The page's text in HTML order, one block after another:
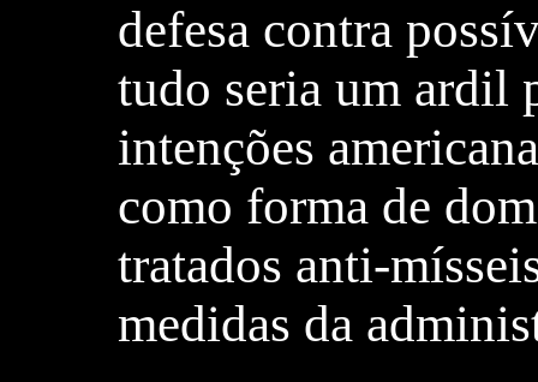
defesa contra
tudo seria um ardil
intenções
como forma de
tratados anti-
medidas da